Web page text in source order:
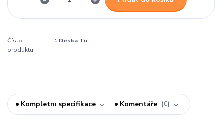
Číslo
produktu:
1 Deska Tu
Kompletní specifikace Komentáře 0